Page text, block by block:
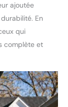
ajoutée
En
qui
complète et